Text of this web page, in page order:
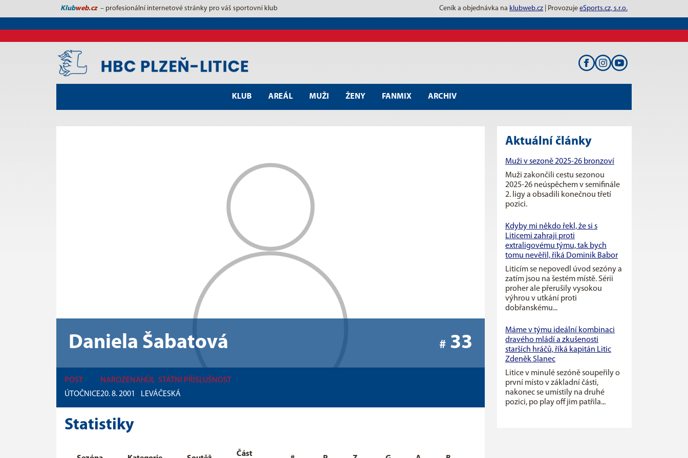
Klubweb.cz – profesionální internetové stránky pro váš sportovní klub Ceník a objednávka na klubweb.cz | Provozuje eSports.cz, s.r.o.
KLUB AREÁL MUŽI ŽENY FANMIX ARCHIV
Daniela Šabatová # 33
POST
ÚTOČNICE
NAROZENA
20. 8. 2001
HŮL
LEVÁ
STÁTNÍ PŘÍSLUŠNOST
ČESKÁ
Statistiky
Část
Aktuální články
Muži v sezoně 2025-26 bronzoví
Muži zakončili cestu sezonou
2025-26 neúspěchem v semifinále
2. ligy a obsadili konečnou třetí
pozici.
Kdyby mi někdo řekl, že si s
Liticemi zahraji proti
extraligovému týmu, tak bych
tomu nevěřil, říká Dominik Babor
Liticím se nepovedl úvod sezóny a
zatím jsou na šestém místě. Sérii
proher ale přerušily vysokou
výhrou v utkání proti
dobřanskému...
Máme v týmu ideální kombinaci
dravého mládí a zkušenosti
starších hráčů, říká kapitán Litic
Zdeněk Slanec
Litice v minulé sezóně soupeřily o
první místo v základní části,
nakonec se umístily na druhé
pozici, po play off jim patřila...